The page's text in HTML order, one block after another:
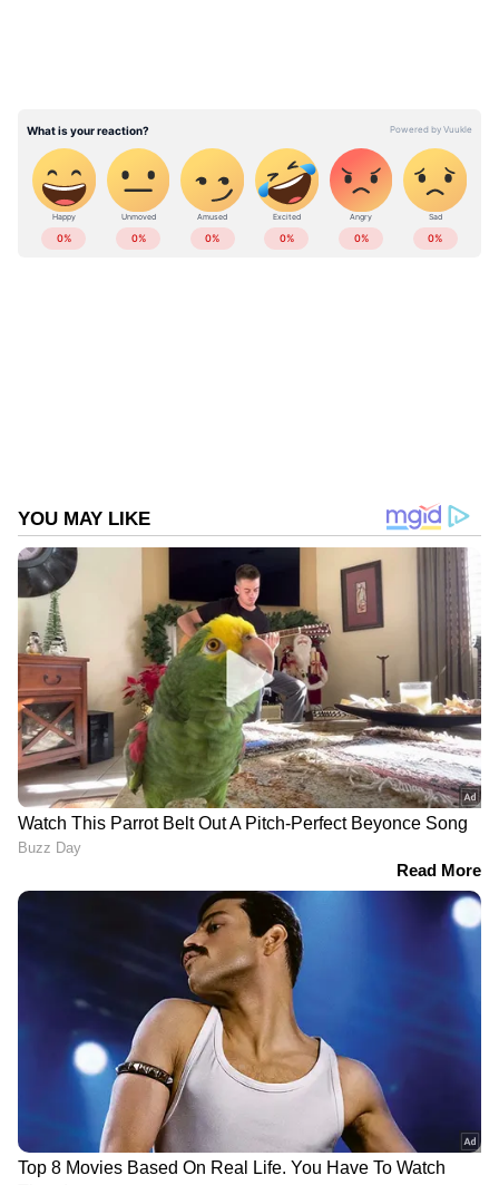
ജയിക്കാൻ 4 പന്തിൽ 2 റൺസ്, പിന്നീട്
നടന്നത് അവിശ്വസനീയ ട്വിസ്റ്റ്; വനിതാ
ഐപിഎല്ലിൽ ഡല്‍ഹിയെ വീഴ്ത്തി യുപി
ABOUT THE AUTHOR
DOWNLOAD APP
Cricket
News
അറിയൂ. നിങ്ങളുടെ പ്രിയ ക്രിക്കറ്റ്ടീ
മുകളുടെ പ്രകടനങ്ങൾ, ആവേശകരമായ
നിമിഷങ്ങൾ, മത്സരം കഴിഞ്ഞുള്ള
വിശകലനങ്ങൾ — എല്ലാം ഇപ്പോൾ
News Malayalam
മലയാളത്തിൽ തന്നെ!